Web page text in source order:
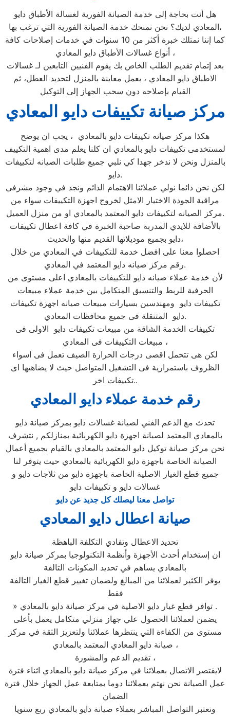
هل أنت بحاجة إلى خدمة الصيانة الفورية لغسالة الأطباق دايو
المعادي لديك؟ نحن نمنحك خدمة الصيانة الفورية التي ترغب بها،
كما إننا نمتلك خبرة أكثر من 10 سنوات في خدمات إصلاحات كافة
أنواع غسالات الأطباق دايو المعادي ،
بعد إتمام تقديم الطلب الخاص بك يقوم الفنيين التابعين لـ غسالات
الاطباق دايو المعادي ، بعمل معاينة بالمنزل لتحديد العطل، ثم
القيام بإصلاحه دون سحب الجهاز إلى التوكيل
مركز صيانة تكييفات دايو المعادي
هكذا مركز صيانه تكييفات دايو بالمعادي ، يجب ان يوضح
لمستخدمى تكييفات دايو بالمعادي ان كلنا يعلم مدى اهمية التكييف
بالمنزل ونحن لا ندخر جهدا كي نلبي جميع طلبات الصيانه لتكييفات
دايو.
لكن نحن دائما نولي عملائنا الاهتمام الدائم ونجد في وجود مشرفي
مراقبة الجودة الاختيار الامثل لخروج اجهزة التكييفات سواء من
مركز الصيانه لتكييفات دايو المعتمد بالمعادي او من منزل العميل.
بالأضافة للايدي المدربة صاحبة الخبرة في كافة اعطال تكييفات
دايو بجميع موديلاتها القديم منها والحديث،
احصلوا معنا على افضل خدمة للتكييفات في المعادي من خلال
رقم مركز صيانه دايو المعتمد في المعادي.
لأن خدمة عملاء صيانه دايو للتكييفات بالمعادي اعلى مستوى من
الحرفية للربط والتنسيق المتكامل بين خدمة عملاء مبيعات
تكييفات دايو ومهندسين بسيارات مبيعات صيانه اجهزة تكييفات
دايو المتنقلة فى جميع محافظات المعادي.
تكييفات الخدمة الشاقة من مبيعات تكييفات دايو الاولى فى
مبيعات التكييفات فى المعادي ،
لكن هى تتحمل اقصى درجات الحرارة الصيف تعمل فى اسواء
الظروف باستمرارية فى التشغيل المتواصل حيث لا يضاهيها اى
تكييفات اخر..
رقم خدمة عملاء دايو المعادي
تحدث مع الدعم الفني لصيانة غسالات دايو بمركز صيانة دايو
بالمعادي المعتمد لصيانة اجهزة دايو الكهربائية بمنازلكم , نتشرف
نحن مركز صيانة توكيل دايو المعتمد بالمعادي بالقيام بجميع أعمال
الصيانة الخاصة باجهزة دايو الكهربائية بالمعادي حيث يتوفر لنا
جميع قطع الغيار الاصلية الخاصة باجهزة دايو من ثلاجات دايو و
غسالات دايو و تكييفات دايو
تواصل معنا ليصلك كل جديد عن دايو
صيانة اعطال دايو المعادي
تحديد الاعطال وتفادي التكلفة الباهظة
ان إستخدام أحدث الأجهزة وأنظمة التكنولوجيا بمركز صيانة دايو
بالمعادي يساهم في تحديد المكونات التالفة
يوفر الكثير لعملائنا من المبالغ ولضمان تغيير قطع الغيار التالفة
فقط
» توافر قطع غيار دايو الاصلية في مركز صيانة دايو بالمعادي .
يضمن لعملائنا الحصول علي جهاز منزلي متكامل يعمل بأعلى
مستوى من الكفاءة التي ينتظرها عملائنا ولتعزيز الثقة في مركز
صيانة دايو المعادي المعتمد بالمعادي ،
تقديم الدعم والمشورة ،
لايقتصر الاتصال بعملائنا في مركز صيانة دايو بالمعادي اثناء فترة
عمل الصيانة نحن نهتم بعملائنا دوما بمتابعة عمل الجهاز خلال فترة
الضمان
ونعتبر التواصل المباشر بعملاء صيانة دايو بالمعادي ربع سنويا